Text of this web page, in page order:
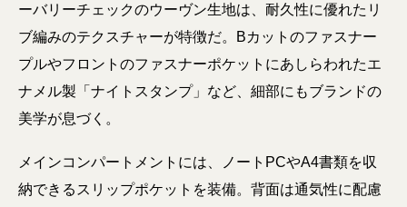
ーバリーチェックのウーヴン生地は、耐久性に優れたリ
ブ編みのテクスチャーが特徴だ。Bカットのファスナー
プルやフロントのファスナーポケットにあしらわれたエ
ナメル製「ナイトスタンプ」など、細部にもブランドの
美学が息づく。
メインコンパートメントには、ノートPCやA4書類を収
納できるスリップポケットを装備。背面は通気性に配慮